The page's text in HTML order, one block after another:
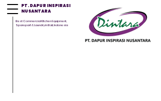
PT. DAPUR INSPIRASI
NUSANTARA
Best Commercial Kitchen Equipment,
Sparepart & Laundry in Bali, Indonesia